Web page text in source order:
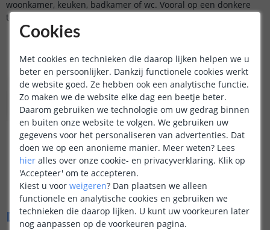
woonkamer, keuken, badkamer of wc. Vooral op een donkere
tegel is het effect erg aantrekkelijk.
Moderne, frisse decoratieve woonverlichting
Functionele werkverlichting
Showroomverlichting
Dual White led strips voor variatie
Cookies
Met cookies en technieken die daarop lijken helpen we u
beter en persoonlijker. Dankzij functionele cookies werkt
de website goed. Ze hebben ook een analytische functie.
Zo maken we de website elke dag een beetje beter.
Daarom gebruiken we technologie om uw gedrag binnen
en buiten onze website te volgen. We gebruiken uw
gegevens voor het personaliseren van advertenties. Dat
doen we op een anonieme manier. Meer weten? Lees
hier alles over onze cookie- en privacyverklaring. Klik op
'Accepteer' om te accepteren.
Kiest u voor weigeren? Dan plaatsen we alleen
functionele en analytische cookies en gebruiken we
technieken die daarop lijken. U kunt uw voorkeuren later
nog aanpassen op de voorkeuren pagina.